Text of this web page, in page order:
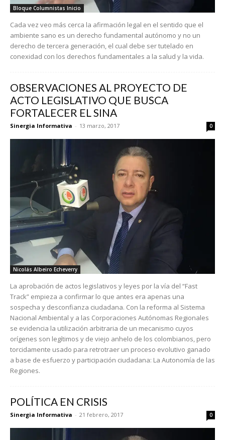
Bloque Columnistas Inicio
Cada vez veo más cerca la afirmación legal en el sentido que el
ambiente sano es un derecho fundamental autónomo y no un
derecho de tercera generación, el cual debe ser tutelado en
conexidad con los derechos fundamentales a la salud y la vida.
OBSERVACIONES AL PROYECTO DE
ACTO LEGISLATIVO QUE BUSCA
FORTALECER EL SINA
Sinergia Informativa - 13 marzo, 2017 0
Nicolás Albeiro Echeverry
La aprobación de actos legislativos y leyes por la vía del “Fast
Track” empieza a confirmar lo que antes era apenas una
sospecha y desconfianza ciudadana. Con la reforma al Sistema
Nacional Ambiental y a las Corporaciones Autónomas Regionales
se evidencia la utilización arbitraria de un mecanismo cuyos
orígenes son legítimos y de viejo anhelo de los colombianos, pero
torcidamente usado para retrotraer un proceso evolutivo ganado
a base de esfuerzo y participación ciudadana: La Autonomía de las
Regiones.
POLÍTICA EN CRISIS
Sinergia Informativa - 21 febrero, 2017 0